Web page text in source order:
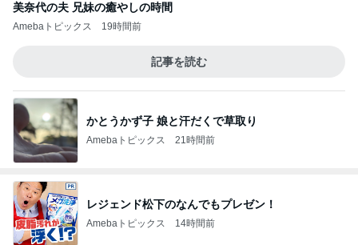
美奈代の夫 兄妹の癒やしの時間
Amebaトピックス 19時間前
記事を読む
かとうかず子 娘と汗だくで草取り
Amebaトピックス 21時間前
レジェンド松下のなんでもプレゼン！
Amebaトピックス 14時間前